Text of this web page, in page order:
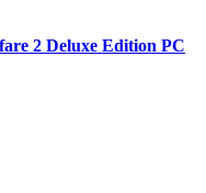
2 Deluxe Edition PC